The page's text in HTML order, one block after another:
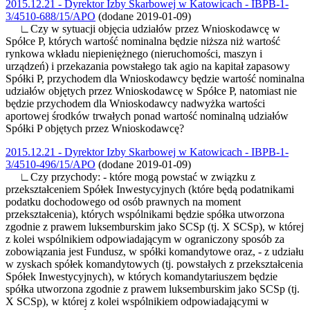
2015.12.21 - Dyrektor Izby Skarbowej w Katowicach - IBPB-1-
3/4510-688/15/APO (dodane 2019-01-09)
∟Czy w sytuacji objęcia udziałów przez Wnioskodawcę w
Spółce P, których wartość nominalna będzie niższa niż wartość
rynkowa wkładu niepieniężnego (nieruchomości, maszyn i
urządzeń) i przekazania powstałego tak agio na kapitał zapasowy
Spółki P, przychodem dla Wnioskodawcy będzie wartość nominalna
udziałów objętych przez Wnioskodawcę w Spółce P, natomiast nie
będzie przychodem dla Wnioskodawcy nadwyżka wartości
aportowej środków trwałych ponad wartość nominalną udziałów
Spółki P objętych przez Wnioskodawcę?
2015.12.21 - Dyrektor Izby Skarbowej w Katowicach - IBPB-1-
3/4510-496/15/APO (dodane 2019-01-09)
∟Czy przychody: - które mogą powstać w związku z
przekształceniem Spółek Inwestycyjnych (które będą podatnikami
podatku dochodowego od osób prawnych na moment
przekształcenia), których wspólnikami będzie spółka utworzona
zgodnie z prawem luksemburskim jako SCSp (tj. X SCSp), w której
z kolei wspólnikiem odpowiadającym w ograniczony sposób za
zobowiązania jest Fundusz, w spółki komandytowe oraz, - z udziału
w zyskach spółek komandytowych (tj. powstałych z przekształcenia
Spółek Inwestycyjnych), w których komandytariuszem będzie
spółka utworzona zgodnie z prawem luksemburskim jako SCSp (tj.
X SCSp), w której z kolei wspólnikiem odpowiadającymi w